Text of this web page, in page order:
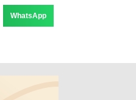
WhatsApp